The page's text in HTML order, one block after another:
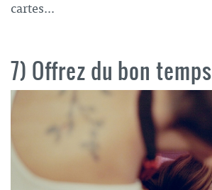
cartes…
7) Offrez du bon temps